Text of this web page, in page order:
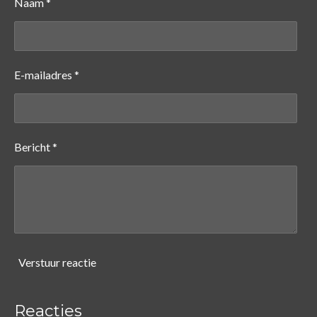
E-mailadres *
Bericht *
Verstuur reactie
Reacties